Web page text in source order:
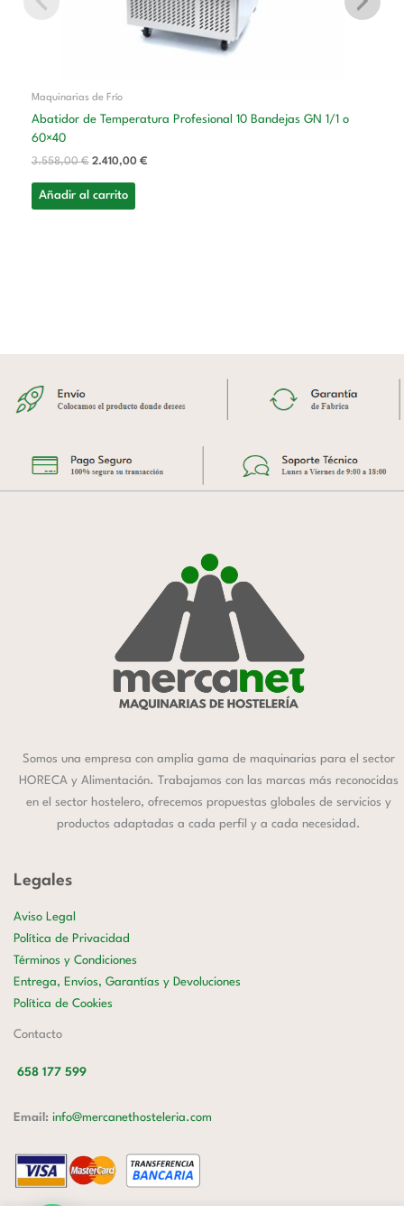
Maquinarias de Frío
Abatidor de Temperatura Profesional 10 Bandejas GN 1/1 o
60×40
3.558,00€ 2.410,00 €
Añadir al carrito
Somos una empresa con amplia gama de maquinarias para el sector
HORECA y Alimentación. Trabajamos con las marcas más reconocidas
en el sector hostelero, ofrecemos propuestas globales de servicios y
productos adaptadas a cada perfil y a cada necesidad.
Legales
Aviso Legal
Política de Privacidad
Términos y Condiciones
Entrega, Envíos, Garantías y Devoluciones
Política de Cookies
Contacto
658 177 599
Email: info@mercanethosteleria.com